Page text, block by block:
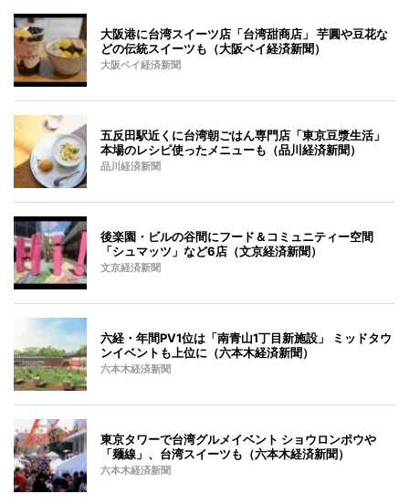
大阪港に台湾スイーツ店「台湾甜商店」 芋圓や豆花な
どの伝統スイーツも（大阪ベイ経済新聞）
大阪ベイ経済新聞
五反田駅近くに台湾朝ごはん専門店「東京豆漿生活」
本場のレシピ使ったメニューも（品川経済新聞）
品川経済新聞
後楽園・ビルの谷間にフード＆コミュニティー空間
「シュマッツ」など6店（文京経済新聞）
文京経済新聞
六経・年間PV1位は「南青山1丁目新施設」 ミッドタウ
ンイベントも上位に（六本木経済新聞）
六本木経済新聞
東京タワーで台湾グルメイベント ショウロンポウや
「麺線」、台湾スイーツも（六本木経済新聞）
六本木経済新聞